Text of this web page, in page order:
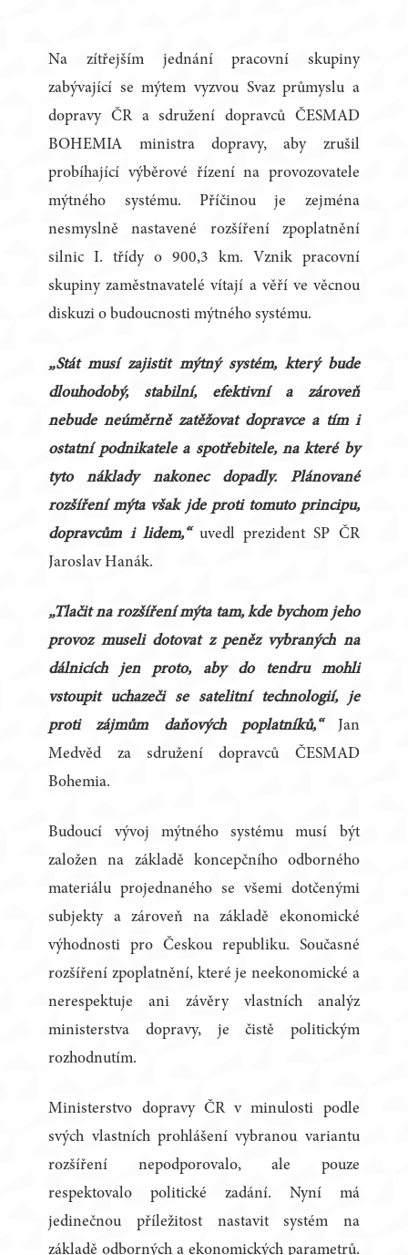
Na zítřejším jednání pracovní skupiny
zabývající se mýtem vyzvou Svaz průmyslu a
dopravy ČR a sdružení dopravců ČESMAD
BOHEMIA ministra dopravy, aby zrušil
probíhající výběrové řízení na provozovatele
mýtného systému. Příčinou je zejména
nesmyslně nastavené rozšíření zpoplatnění
silnic I. třídy o 900,3 km. Vznik pracovní
skupiny zaměstnavatelé vítají a věří ve věcnou
diskuzi o budoucnosti mýtného systému.
„Stát musí zajistit mýtný systém, který bude
dlouhodobý, stabilní, efektivní a zároveň
nebude neúměrně zatěžovat dopravce a tím i
ostatní podnikatele a spotřebitele, na které by
tyto náklady nakonec dopadly. Plánované
rozšíření mýta však jde proti tomuto principu,
dopravcům i lidem,“ uvedl prezident SP ČR
Jaroslav Hanák.
„Tlačit na rozšíření mýta tam, kde bychom jeho
provoz museli dotovat z peněz vybraných na
dálnicích jen proto, aby do tendru mohli
vstoupit uchazeči se satelitní technologií, je
proti zájmům daňových poplatníků,“Jan
Medvěd za sdružení dopravců ČESMAD
Bohemia.
Budoucí vývoj mýtného systému musí být
založen na základě koncepčního odborného
materiálu projednaného se všemi dotčenými
subjekty a zároveň na základě ekonomické
výhodnosti pro Českou republiku. Současné
rozšíření zpoplatnění, které je neekonomické a
nerespektuje ani závěry vlastních analýz
ministerstva dopravy, je čistě politickým
rozhodnutím.
Ministerstvo dopravy ČR v minulosti podle
svých vlastních prohlášení vybranou variantu
rozšíření nepodporovalo, ale pouze
respektovalo politické zadání. Nyní má
jedinečnou příležitost nastavit systém na
základě odborných a ekonomických parametrů.